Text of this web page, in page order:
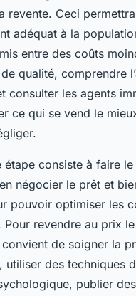
revente. Ceci
adéquat à la
entre des coûts
qualité, comprendre
consulter les agents
ce qui se vend le
étape consiste à faire
négocier le prêt et
pouvoir optimiser les
Pour revendre au prix
de soigner la
utiliser des techniques
publier